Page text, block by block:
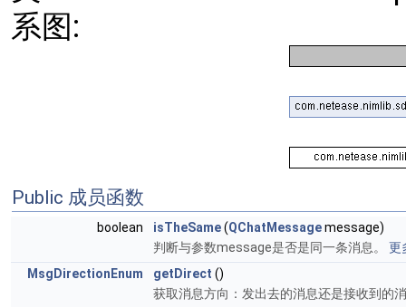
系图:
Public 成员函数
boolean isTheSame(QChatMessagemessage)
判断与参数message是否是同一条消息。 更
MsgDirectionEnum
getDirect ()
获取消息方向：发出去的消息还是接收到的